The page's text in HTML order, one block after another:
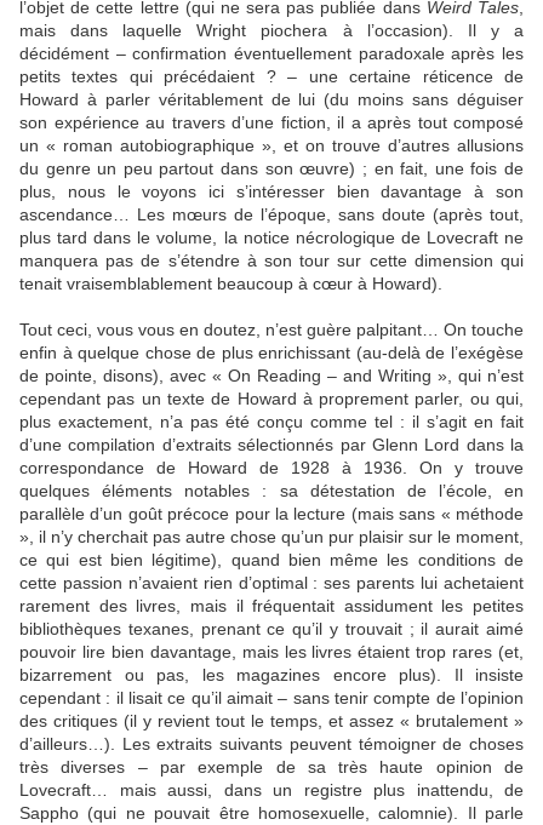
l’objet de cette lettre (qui ne sera pas publiée dans Weird Tales
mais dans laquelle Wright piochera à l’occasion). Il y a
décidément – confirmation éventuellement paradoxale après les
petits textes qui précédaient ? – une certaine réticence de
Howard à parler véritablement de lui (du moins sans déguiser
son expérience au travers d’une fiction, il a après tout composé
un « roman autobiographique », et on trouve d’autres allusions
du genre un peu partout dans son œuvre) ; en fait, une fois de
plus, nous le voyons ici s’intéresser bien davantage à son
ascendance… Les mœurs de l’époque, sans doute (après tout,
plus tard dans le volume, la notice nécrologique de Lovecraft ne
manquera pas de s’étendre à son tour sur cette dimension qui
tenait vraisemblablement beaucoup à cœur à Howard).
Tout ceci, vous vous en doutez, n’est guère palpitant… On touche
enfin à quelque chose de plus enrichissant (au-delà de l’exégèse
de pointe, disons), avec « On Reading – and Writing », qui n’est
cependant pas un texte de Howard à proprement parler, ou qui,
plus exactement, n’a pas été conçu comme tel : il s’agit en fait
d’une compilation d’extraits sélectionnés par Glenn Lord dans la
correspondance de Howard de 1928 à 1936. On y trouve
quelques éléments notables : sa détestation de l’école, en
parallèle d’un goût précoce pour la lecture (mais sans « méthode
», il n’y cherchait pas autre chose qu’un pur plaisir sur le moment,
ce qui est bien légitime), quand bien même les conditions de
cette passion n’avaient rien d’optimal : ses parents lui achetaient
rarement des livres, mais il fréquentait assidument les petites
bibliothèques texanes, prenant ce qu’il y trouvait ; il aurait aimé
pouvoir lire bien davantage, mais les livres étaient trop rares (et,
bizarrement ou pas, les magazines encore plus). Il insiste
cependant : il lisait ce qu’il aimait – sans tenir compte de l’opinion
des critiques (il y revient tout le temps, et assez « brutalement »
d’ailleurs…). Les extraits suivants peuvent témoigner de choses
très diverses – par exemple de sa très haute opinion de
Lovecraft… mais aussi, dans un registre plus inattendu, de
Sappho (qui ne pouvait être homosexuelle, calomnie). Il parle